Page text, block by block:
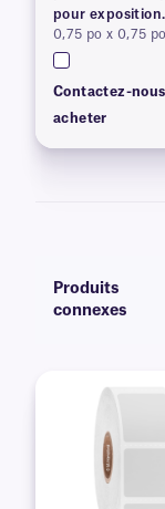
pour exposition
prolongée
0,75 po x 0,75 po
Contactez-
acheter
Produits
connexes